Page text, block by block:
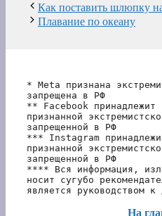
Как поставить шлюпку
Плавание по океану
* Meta признана
запрещена в РФ
** Facebook принадлежит
признанной
запрещенной в РФ
*** Instagram
признанной
запрещенной в РФ
**** Вся информация,
носит сугубо
является руководством к
На